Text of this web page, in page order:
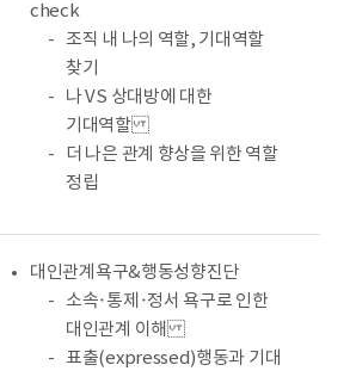
check
조직 내 나의 역할, 기대역할
찾기
나 VS 상대방에 대한
기대역할
더 나은 관계 향상을 위한 역할
정립
대인관계욕구&행동성향진단
소속·통제·정서 욕구로 인한
대인관계 이해
표출(expressed)행동과 기대